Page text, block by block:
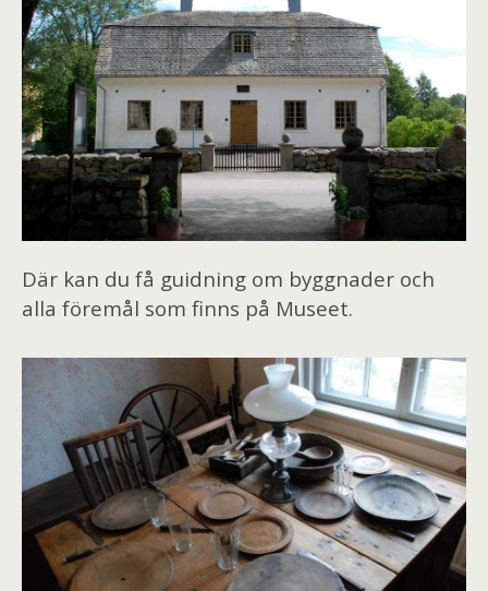
Där kan du få guidning om byggnader och
alla föremål som finns på Museet.